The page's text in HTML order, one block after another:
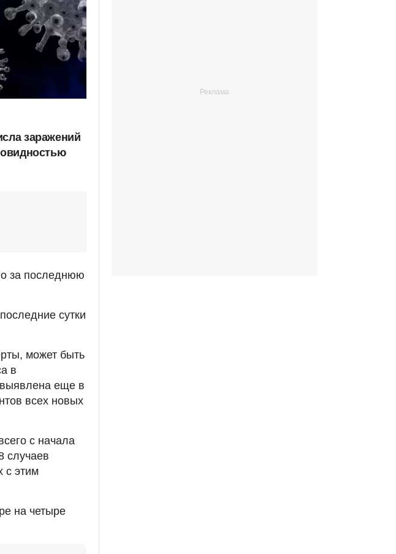
заражений
за последнюю
сутки
может быть
в
еще в
всех новых
с начала
случаев
с этим
на четыре